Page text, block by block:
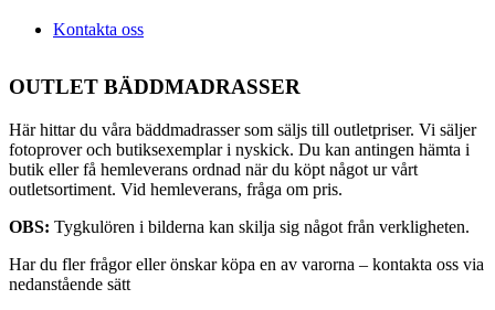
Kontakta oss
OUTLET BÄDDMADRASSER
Här hittar du våra bäddmadrasser som säljs till outletpriser. Vi säljer
fotoprover och butiksexemplar i nyskick. Du kan antingen hämta i
butik eller få hemleverans ordnad när du köpt något ur vårt
outletsortiment. Vid hemleverans, fråga om pris.
OBS: Tygkulören i bilderna kan skilja sig något från verkligheten.
Har du fler frågor eller önskar köpa en av varorna – kontakta oss via
nedanstående sätt